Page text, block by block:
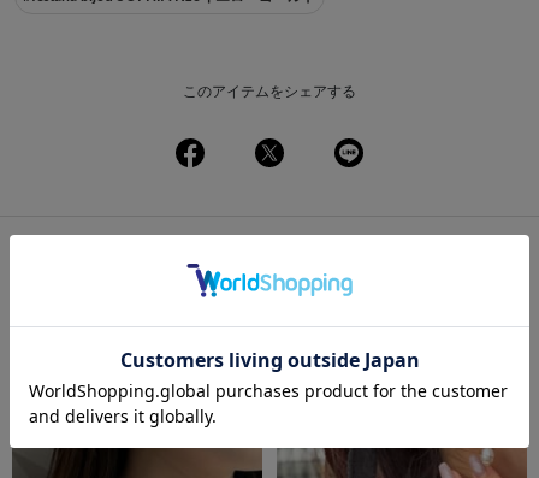
このアイテムをシェアする
この商品を使ったコーディネート